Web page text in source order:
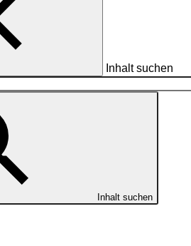
Inhalt suchen
Inhalt suchen